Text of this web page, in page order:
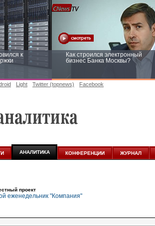
к
Как строился электронный
бизнес Банка Москвы?
Light Twitter (topnews) Facebook
АНАЛИТИКА КОНФЕРЕНЦИИ ЖУРНАЛ
проект